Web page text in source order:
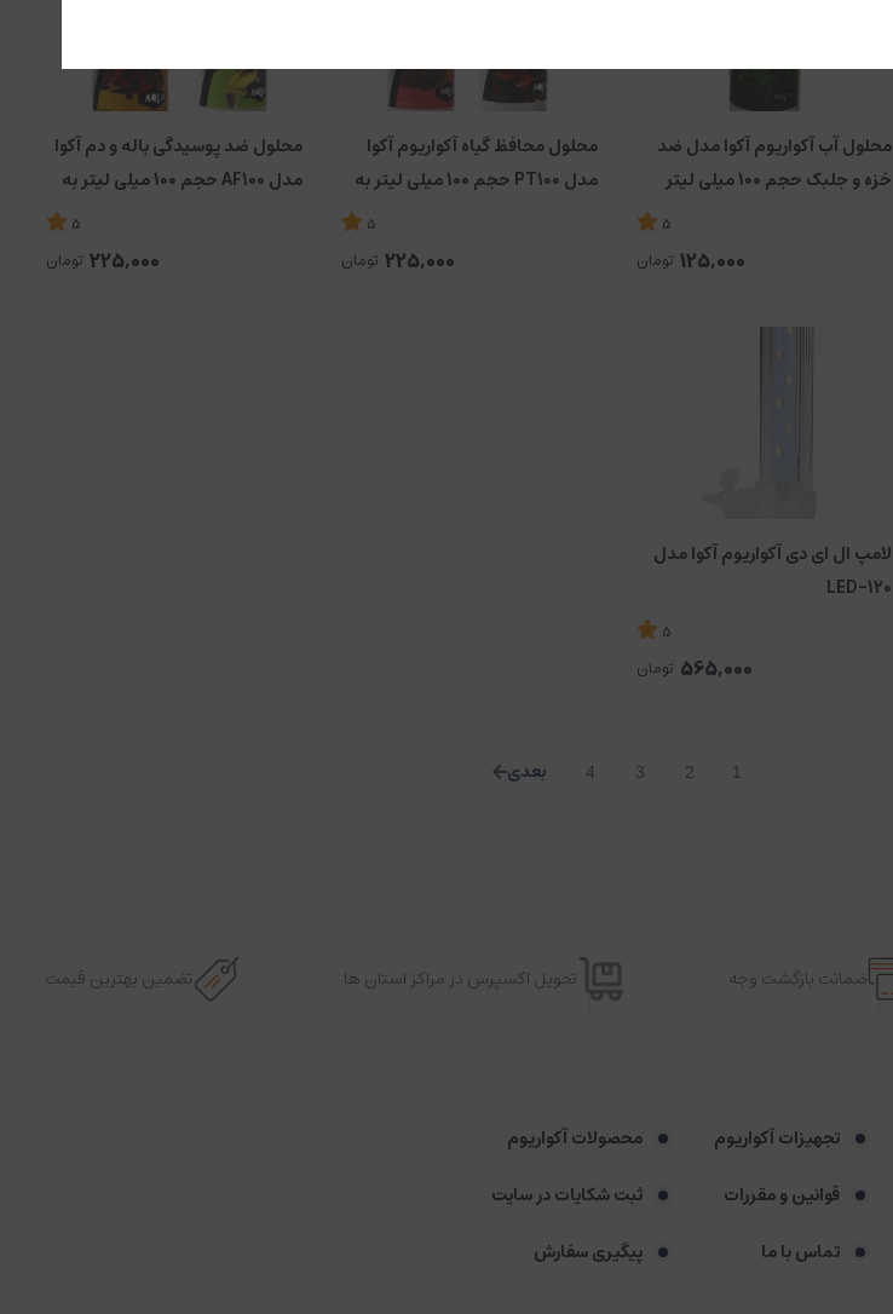
محلول آب آکواریوم آکوا مدل ضد
خزه و جلبک حجم 100 میلی لیتر
5
125,000 تومان
محلول محافظ گیاه آکواریوم آکوا
مدل PT100 حجم 100 میلی لیتر به
5
225,000 تومان
محلول ضد پوسیدگی باله و دم آکوا
مدل AF100 حجم 100 میلی لیتر به
5
225,000 تومان
لامپ ال ای دی آکواریوم آکوا مدل
LED-120
5
565,000 تومان
1
2
3
4
ضمانت بازگشت وجه تحویل اکسپرس در مراکز استان ها تضمین بهترین قیمت
تجهیزات آکواریوم
محصولات آکواریوم
قوانین و مقررات
ثبت شکایات در سایت
تماس با ما پیگیری سفارش